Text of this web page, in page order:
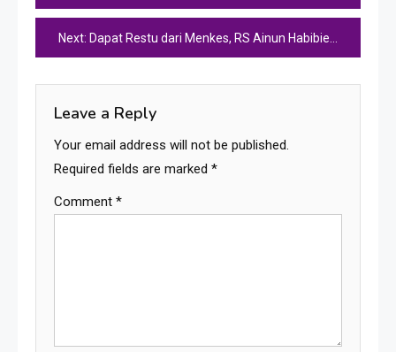
navigation
Next: Dapat Restu dari Menkes, RS Ainun Habibie Siap Jadi RS Unggulan di Kawasan Indonesia Timur
Leave a Reply
Your email address will not be published.
Required fields are marked *
Comment *